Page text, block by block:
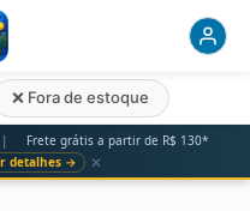
|
Frete grátis a partir de R$ 130*
detalhes → ✕
❌ Fora de estoque